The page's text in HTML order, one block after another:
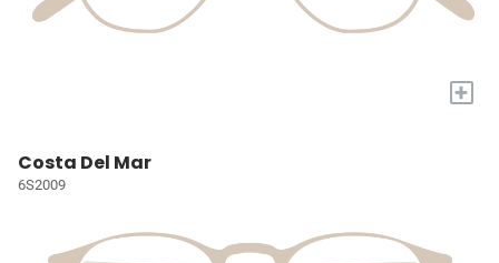
+
Costa Del Mar
6S2009